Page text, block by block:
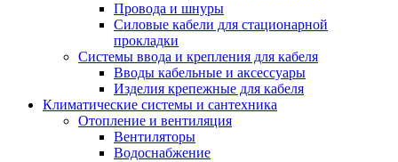
Провода и шнуры
Силовые кабели для стационарной
прокладки
Системы ввода и крепления для кабеля
Вводы кабельные и аксессуары
Изделия крепежные для кабеля
Климатические системы и сантехника
Отопление и вентиляция
Вентиляторы
Водоснабжение